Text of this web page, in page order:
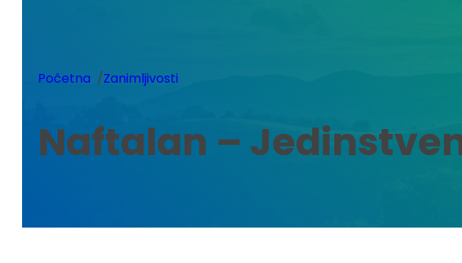
Početna /Zanimljivosti
Naftalan –